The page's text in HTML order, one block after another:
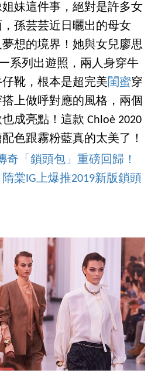
妹這件事，絕對是許多女
孫芸芸近日曬出的母女
想的境界！她與女兒廖思
系列出遊照，兩人身穿牛
靴，根本是超完美閨蜜穿
上做呼對應的風格，兩個
成亮點！這款 Chloè 2020
色跟霧粉藍真的太美了！
奇「鎖頭包」重磅回歸！
棠IG上爆推2019新版鎖頭